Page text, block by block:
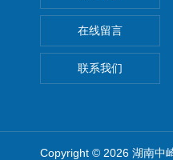
在线留言
联系我们
Copyright © 2026 湖南中